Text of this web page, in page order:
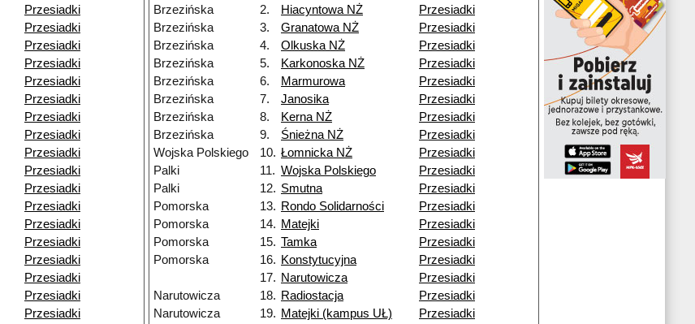
Przesiadki
Przesiadki
Przesiadki
Przesiadki
Przesiadki
Przesiadki
Przesiadki
Przesiadki
Przesiadki
Przesiadki
Przesiadki
Przesiadki
Przesiadki
Przesiadki
Przesiadki
Przesiadki
Przesiadki
Przesiadki
Brzezińska
2. Hiacyntowa NŻ
Przesiadki
Brzezińska
3. Granatowa NŻ
Przesiadki
Brzezińska
4. Olkuska NŻ
Przesiadki
Brzezińska
5. Karkonoska NŻ
Przesiadki
Brzezińska
6. Marmurowa
Przesiadki
Brzezińska
7. Janosika
Przesiadki
Brzezińska
8. Kerna NŻ
Przesiadki
Brzezińska
9. Śnieżna NŻ
Przesiadki
Wojska Polskiego
10. Łomnicka NŻ
Przesiadki
Palki
11. Wojska Polskiego
Przesiadki
Palki
12. Smutna
Przesiadki
Pomorska
13. Rondo Solidarności
Przesiadki
Pomorska
14. Matejki
Przesiadki
Pomorska
15. Tamka
Przesiadki
Pomorska
16. Konstytucyjna
Przesiadki
17. Narutowicza
Przesiadki
Narutowicza
18. Radiostacja
Przesiadki
Narutowicza
19. Matejki (kampus UŁ)
Przesiadki